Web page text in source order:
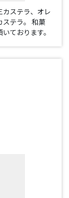
ステラ、オレ
ステラ。 和菓
ております。